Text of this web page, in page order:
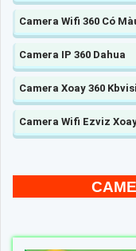
Camera Wifi 360 Có
Camera IP 360 Dahua
Camera Xoay 360
Camera Wifi Ezviz